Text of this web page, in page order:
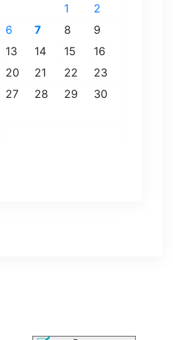
1
2
6 7 8
9
13 14 15
16
20 21 22
23
27 28 29
30